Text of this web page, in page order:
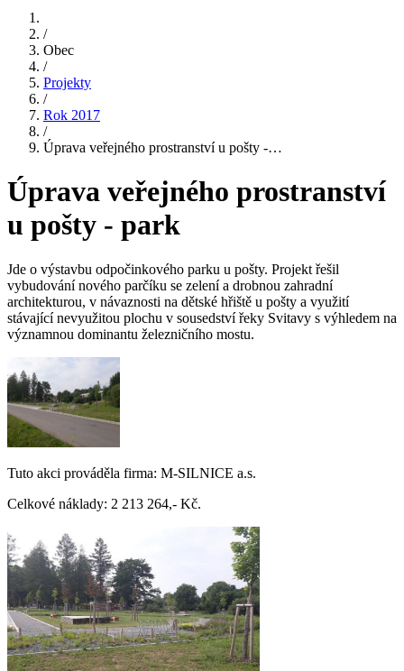
/
Obec
/
Projekty
/
Rok 2017
/
Úprava veřejného prostranství u pošty -…
Úprava veřejného prostranství
u pošty - park
Jde o výstavbu odpočinkového parku u pošty. Projekt řešil
vybudování nového parčíku se zelení a drobnou zahradní
architekturou, v návaznosti na dětské hřiště u pošty a využití
stávající nevyužitou plochu v sousedství řeky Svitavy s výhledem na
významnou dominantu železničního mostu.
Tuto akci prováděla firma: M-SILNICE a.s.
Celkové náklady: 2 213 264,- Kč.